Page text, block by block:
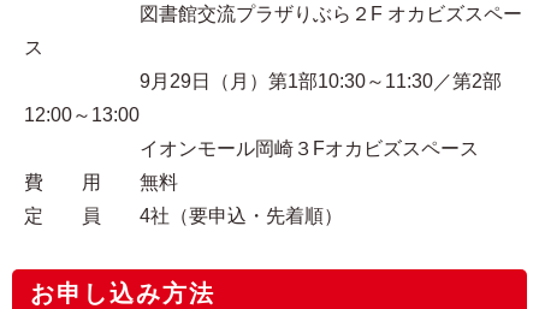
図書館交流プラザりぶら２F オカビズスペー
ス
9月29日（月）第1部10:30～11:30／第2部
12:00～13:00
イオンモール岡崎３Fオカビズスペース
費 用 無料
定 員 4社（要申込・先着順）
お申し込み方法